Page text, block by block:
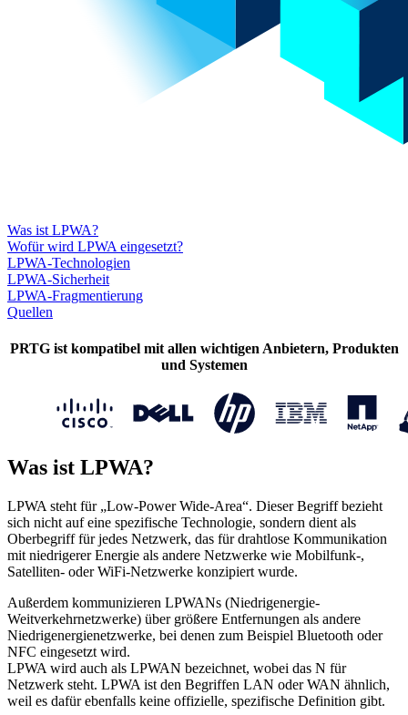
Was ist LPWA?
Wofür wird LPWA eingesetzt?
LPWA-Technologien
LPWA-Sicherheit
LPWA-Fragmentierung
Quellen
PRTG ist kompatibel mit allen wichtigen Anbietern, Produkten
und Systemen
Was ist LPWA?
LPWA steht für „Low-Power Wide-Area“. Dieser Begriff bezieht
sich nicht auf eine spezifische Technologie, sondern dient als
Oberbegriff für jedes Netzwerk, das für drahtlose Kommunikation
mit niedrigerer Energie als andere Netzwerke wie Mobilfunk-,
Satelliten- oder WiFi-Netzwerke konzipiert wurde.
Außerdem kommunizieren LPWANs (Niedrigenergie-
Weitverkehrnetzwerke) über größere Entfernungen als andere
Niedrigenergienetzwerke, bei denen zum Beispiel Bluetooth oder
NFC eingesetzt wird.
LPWA wird auch als LPWAN bezeichnet, wobei das N für
Netzwerk steht. LPWA ist den Begriffen LAN oder WAN ähnlich,
weil es dafür ebenfalls keine offizielle, spezifische Definition gibt.